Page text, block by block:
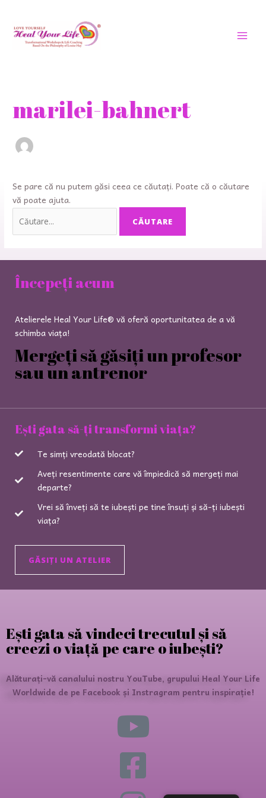
conținut
marilei-bahnert
Se pare că nu putem găsi ceea ce căutați. Poate că o căutare
vă poate ajuta.
Începeți acum
Atelierele Heal Your Life® vă oferă oportunitatea de a vă
schimba viața!
Mergeți să găsiți un profesor
sau un antrenor
Ești gata să-ți transformi viața?
Te simți vreodată blocat?
Aveți resentimente care vă împiedică să mergeți mai
departe?
Vrei să înveți să te iubești pe tine însuți și să-ți iubești
viața?
GĂSIȚI UN ATELIER
Ești gata să vindeci trecutul și să
creezi o viață pe care o iubești?
Alăturați-vă canalului nostru YouTube, grupului Heal Your Life
Worldwide de pe Facebook și Instragram pentru inspirație!